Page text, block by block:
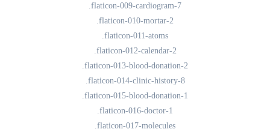
.flaticon-009-cardiogram-7
.flaticon-010-mortar-2
.flaticon-011-atoms
.flaticon-012-calendar-2
.flaticon-013-blood-donation-2
.flaticon-014-clinic-history-8
.flaticon-015-blood-donation-1
.flaticon-016-doctor-1
.flaticon-017-molecules